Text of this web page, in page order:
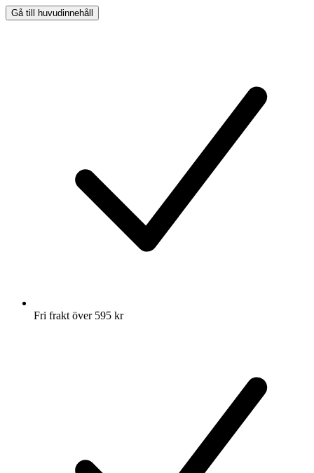
Gå till huvudinnehåll
Fri frakt över 595 kr